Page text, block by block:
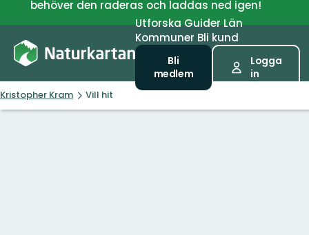
behöver den raderas och laddas ned igen!
UtforskaGuiderLän
Kommuner Bli kund
Bli
medlem
Logga
in
Kristopher Kram Vill hit